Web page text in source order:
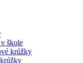
škole
krúžky